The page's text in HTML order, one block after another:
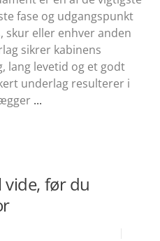
fase og udgangspunkt
skur eller enhver anden
sikrer kabinens
lang levetid og et godt
underlag resulterer i
...
vide, før du